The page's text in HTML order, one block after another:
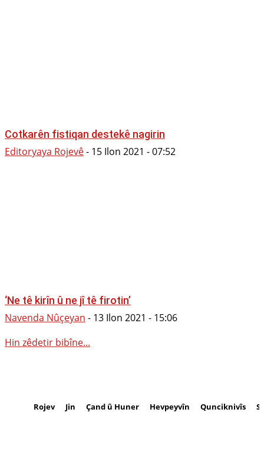
Cotkarên fistiqan destekê nagirin
Editoryaya Rojevê- 15 Ilon 2021 - 07:52
‘Ne tê kirîn û ne jî tê firotin’
Navenda Nûçeyan - 13 Ilon 2021 - 15:06
Hin zêdetir bibîne...
Rojev Jin Çand û Huner Hevpeyvîn Qunciknivîs